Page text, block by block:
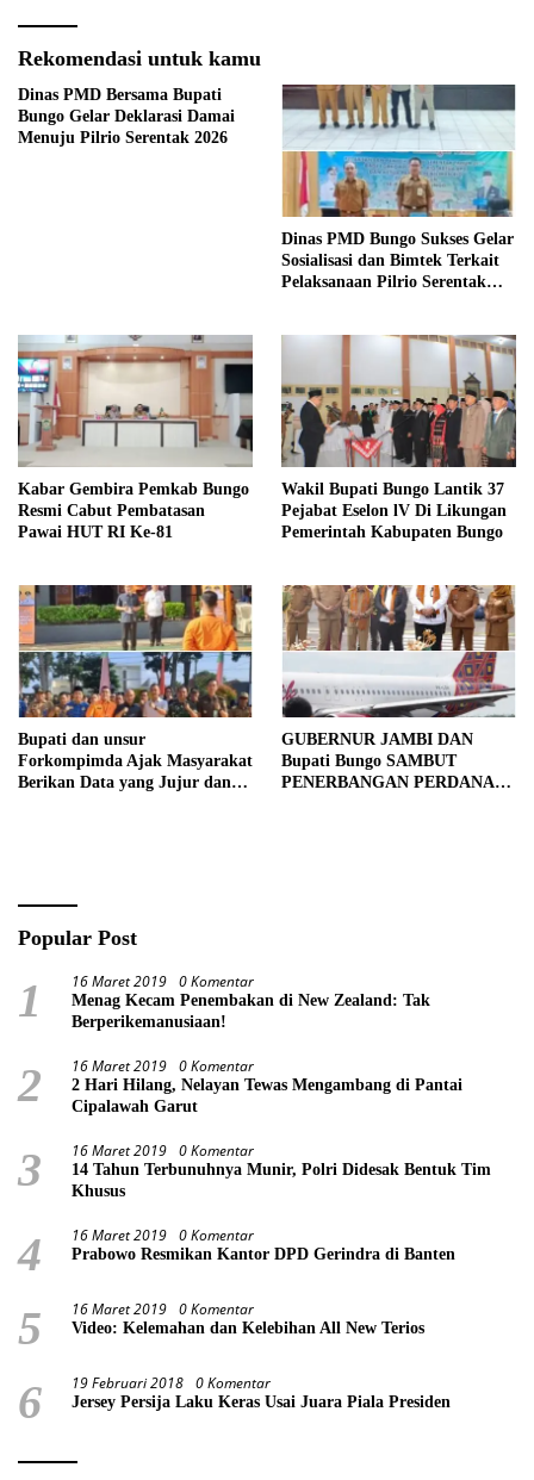
Rekomendasi untuk kamu
Dinas PMD Bersama Bupati
Bungo Gelar Deklarasi Damai
Menuju Pilrio Serentak 2026
Dinas PMD Bungo Sukses Gelar
Sosialisasi dan Bimtek Terkait
Pelaksanaan Pilrio Serentak
Kabar Gembira Pemkab Bungo
Resmi Cabut Pembatasan
Pawai HUT RI Ke-81
Wakil Bupati Bungo Lantik 37
Pejabat Eselon lV Di Likungan
Pemerintah Kabupaten Bungo
Bupati dan unsur
Forkompimda Ajak Masyarakat
Berikan Data yang Jujur dan
GUBERNUR JAMBI DAN
Bupati Bungo SAMBUT
PENERBANGAN PERDANA
Popular Post
1 16 Maret 2019 0 Komentar
Menag Kecam Penembakan di New Zealand: Tak
Berperikemanusiaan!
2 16 Maret 2019 0 Komentar
2 Hari Hilang, Nelayan Tewas Mengambang di Pantai
Cipalawah Garut
3 16 Maret 2019 0 Komentar
14 Tahun Terbunuhnya Munir, Polri Didesak Bentuk Tim
Khusus
4 16 Maret 2019 0 Komentar
Prabowo Resmikan Kantor DPD Gerindra di Banten
5 16 Maret 2019 0 Komentar
Video: Kelemahan dan Kelebihan All New Terios
6 19 Februari 2018 0 Komentar
Jersey Persija Laku Keras Usai Juara Piala Presiden